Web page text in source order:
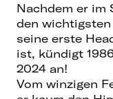
Nachdem er im
den
seine erste
ist, kündigt
2024 an!
Vom winzigen